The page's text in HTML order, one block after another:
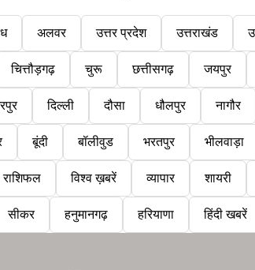
अलवर उत्तर प्रदेश उत्तराखंड
चित्तौड़गढ़ चुरू छत्तीसगढ़ जयपुर
दिल्ली दौसा धौलपुर नागौर
बूंदी बॉलीवुड भरतपुर भीलवाड़ा
राशिफल विश्व ख़बरें व्यापार शायरी
सीकर हनुमानगढ़ हरियाणा हिंदी खबरें